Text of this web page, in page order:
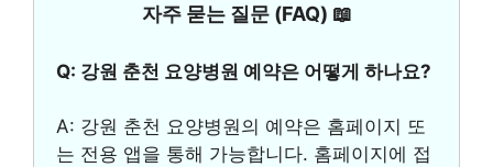
자주 묻는 질문 (FAQ) 📖
Q: 강원 춘천 요양병원 예약은 어떻게 하나요?
A: 강원 춘천 요양병원의 예약은 홈페이지 또
는 전용 앱을 통해 가능합니다. 홈페이지에 접